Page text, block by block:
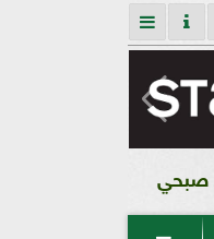
صبحي